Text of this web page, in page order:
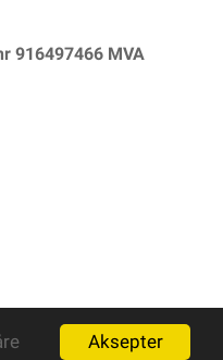
Aksepter
916497466 MVA